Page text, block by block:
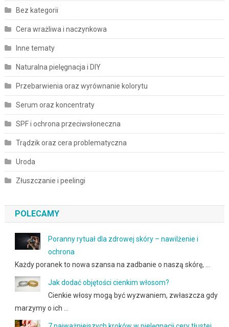
Bez kategorii
Cera wrażliwa i naczynkowa
Inne tematy
Naturalna pielęgnacja i DIY
Przebarwienia oraz wyrównanie kolorytu
Serum oraz koncentraty
SPF i ochrona przeciwsłoneczna
Trądzik oraz cera problematyczna
Uroda
Złuszczanie i peelingi
POLECAMY
Poranny rytuał dla zdrowej skóry – nawilżenie i
ochrona
Każdy poranek to nowa szansa na zadbanie o naszą skórę, …
Jak dodać objętości cienkim włosom?
Cienkie włosy mogą być wyzwaniem, zwłaszcza gdy
marzymy o ich …